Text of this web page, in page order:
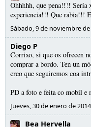
Ohhhhh, que pena!!!! Sería
experiencia!!! Que rabia!!!
Sábado, 9 de noviembre de
Diego P
Corrixo, si que os ofrecen
comprar a bordo. Ten un
creo que seguiremos coa
PD a foto e feita co mobil e
Jueves, 30 de enero de 2014
Bea Hervella